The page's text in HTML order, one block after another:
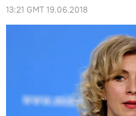
13:21 GMT 19.06.2018